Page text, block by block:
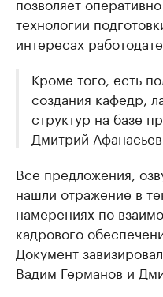
технологии
интересах
Кроме того, есть
создания кафедр,
структур на базе
Дмитрий
Все предложения,
нашли отражение в
намерениях по
кадрового
Документ
Вадим Германов и